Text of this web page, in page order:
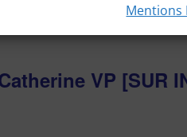
Mentions
VP [SUR